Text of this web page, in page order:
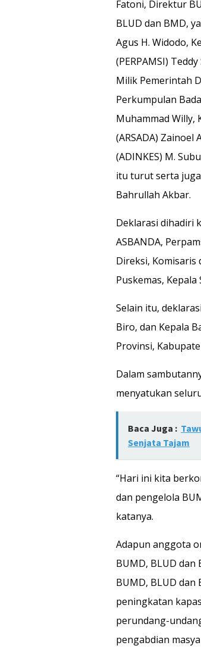
Fatoni, Direktur
BLUD dan BMD,
Agus H. Widodo,
(PERPAMSI)
Milik Pemerintah
Perkumpulan
Muhammad Willy,
(ARSADA)
(ADINKES) M.
itu turut serta
Bahrullah Akbar.
Deklarasi dihadiri
ASBANDA,
Direksi, Komisaris
Puskemas, Kepala
Selain itu,
Biro, dan Kepala
Provinsi,
Dalam
menyatukan
Baca Juga :
Senjata Tajam
“Hari ini kita
dan pengelola
katanya.
Adapun anggota
BUMD, BLUD
BUMD, BLUD
peningkatan
perundang-
pengabdian